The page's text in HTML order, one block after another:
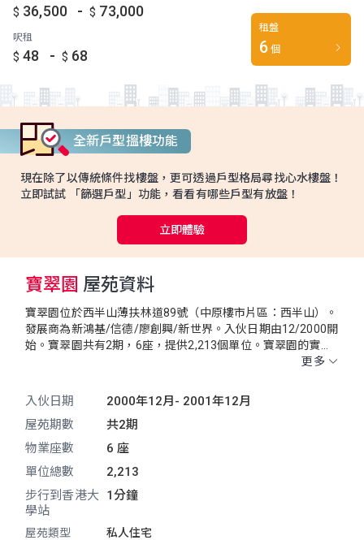
$ 36,500 - $ 73,000
呎租
$ 48 - $ 68
租盤
6 個
全新戶型搵樓功能
現在除了以傳統條件找樓盤，更可透過戶型格局尋找心水樓盤！
立即試試 「篩選戶型」功能，看看有哪些戶型有放盤！
立即體驗
寶翠園 屋苑資料
寶翠園位於西半山薄扶林道89號（中原樓市片區：西半山）。
發展商為新鴻基/信德/廖創興/新世界。入伙日期由12/2000開
始。寶翠園共有2期，6座，提供2,213個單位。寶翠園的實用
面積由659呎至2,692呎。寶翠園交通便利，鄰近港鐵香港大學
更多
2000年12月- 2001年12月
入伙日期
共2期
屋苑期數
6 座
物業座數
2,213
單位總數
1分鐘
步行到香港大
學站
屋苑類型
私人住宅